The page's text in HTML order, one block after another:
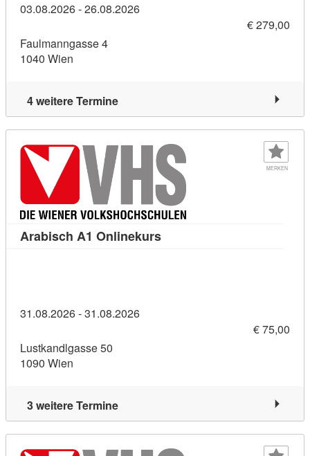
03.08.2026 - 26.08.2026
€ 279,00
Faulmanngasse 4
1040 Wien
4 weitere Termine
MERKEN
Arabisch A1 OnlinekursKursdetail: Arabisch A1
31.08.2026 - 31.08.2026
€ 75,00
Lustkandlgasse 50
1090 Wien
3 weitere Termine